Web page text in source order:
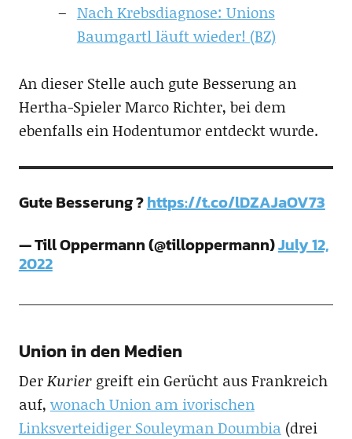
Nach Krebsdiagnose: Unions
Baumgartl läuft wieder! (BZ)
An dieser Stelle auch gute Besserung an
Hertha-Spieler Marco Richter, bei dem
ebenfalls ein Hodentumor entdeckt wurde.
Gute Besserung ?https://t.co/lDZAJaOV73
— Till Oppermann (@tilloppermann)July 12,
2022
Union in den Medien
DerKuriergreift ein Gerücht aus Frankreich
auf, wonach Union am ivorischen
Linksverteidiger Souleyman Doumbia(drei